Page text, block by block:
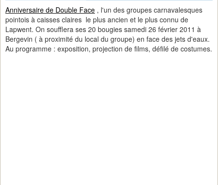
Anniversaire de Double Face , l'un des groupes carnavalesques
pointois à caisses claires le plus ancien et le plus connu de
Lapwent. On soufflera ses 20 bougies samedi 26 février 2011 à
Bergevin ( à proximité du local du groupe) en face des jets d'eaux.
Au programme : exposition, projection de films, défilé de costumes.